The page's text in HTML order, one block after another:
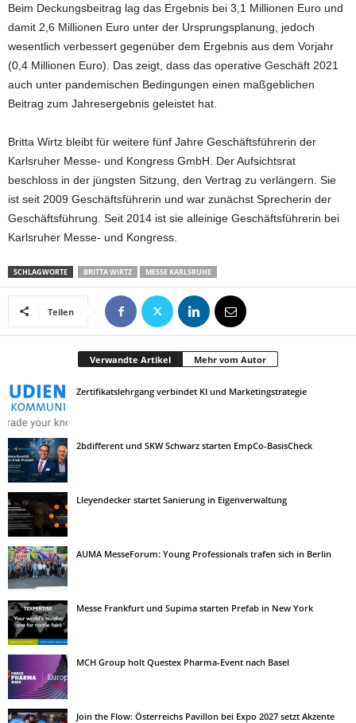
Beim Deckungsbeitrag lag das Ergebnis bei 3,1 Millionen Euro und
damit 2,6 Millionen Euro unter der Ursprungsplanung, jedoch
wesentlich verbessert gegenüber dem Ergebnis aus dem Vorjahr
(0,4 Millionen Euro). Das zeigt, dass das operative Geschäft 2021
auch unter pandemischen Bedingungen einen maßgeblichen
Beitrag zum Jahresergebnis geleistet hat.
Britta Wirtz bleibt für weitere fünf Jahre Geschäftsführerin der
Karlsruher Messe- und Kongress GmbH. Der Aufsichtsrat
beschloss in der jüngsten Sitzung, den Vertrag zu verlängern. Sie
ist seit 2009 Geschäftsführerin und war zunächst Sprecherin der
Geschäftsführung. Seit 2014 ist sie alleinige Geschäftsführerin bei
Karlsruher Messe- und Kongress.
SCHLAGWORTE BRITTA WIRTZ MESSE KARLSRUHE
Teilen
Verwandte Artikel Mehr vom Autor
Zertifikatslehrgang verbindet KI und Marketingstrategie
2bdifferent und SKW Schwarz starten EmpCo-BasisCheck
Lleyendecker startet Sanierung in Eigenverwaltung
AUMA MesseForum: Young Professionals trafen sich in Berlin
Messe Frankfurt und Supima starten Prefab in New York
MCH Group holt Questex Pharma-Event nach Basel
Join the Flow: Österreichs Pavillon bei Expo 2027 setzt Akzente